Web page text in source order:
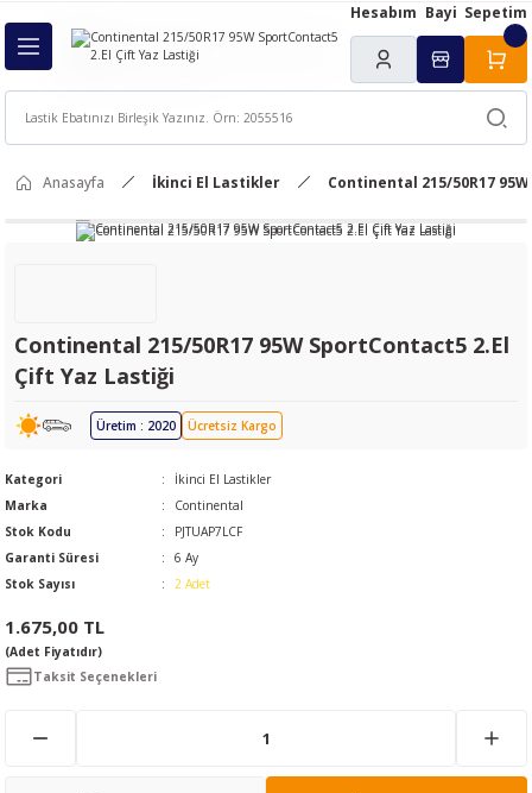
Geri Dön
Hesabım Bayi Sepetim
Anasayfa İkinci El Lastikler Continental 215/50R17
Continental 215/50R17 95W SportContact5 2.El
Çift Yaz Lastiği
Üretim : 2020 Ücretsiz Kargo
Kategori
İkinci El Lastikler
Marka
Continental
Stok Kodu
PJTUAP7LCF
Garanti Süresi
6 Ay
Stok Sayısı
2 Adet
1.675,00 TL
(Adet Fiyatıdır)
Taksit Seçenekleri